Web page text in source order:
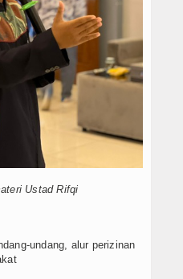
Ustad Rifqi
undang, alur perizinan